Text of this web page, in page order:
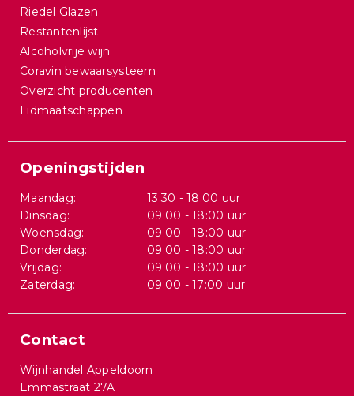
Riedel Glazen
Restantenlijst
Alcoholvrije wijn
Coravin bewaarsysteem
Overzicht producenten
Lidmaatschappen
Openingstijden
Maandag:
13:30 - 18:00 uur
Dinsdag:
09:00 - 18:00 uur
Woensdag:
09:00 - 18:00 uur
Donderdag:
09:00 - 18:00 uur
Vrijdag:
09:00 - 18:00 uur
Zaterdag:
09:00 - 17:00 uur
Contact
Wijnhandel Appeldoorn
Emmastraat 27A